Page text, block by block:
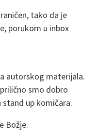
tako da je
porukom u inbox
autorskog materijala.
smo dobro
up komičara.
Božje.